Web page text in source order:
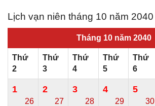
Lịch vạn niên tháng 10 năm 2040
Tháng 10 năm 2040
Thứ
2
Thứ
3
Thứ
4
Thứ
5
Thứ
6
1
26
2
27
3
28
4
29
5
30